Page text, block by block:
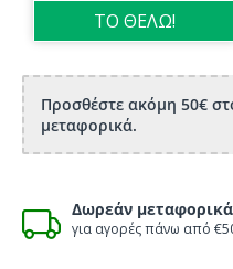
ΤΟ ΘΕΛΩ!
Προσθέστε ακόμη 50€
μεταφορικά.
Δωρεάν
για αγορές πάνω από